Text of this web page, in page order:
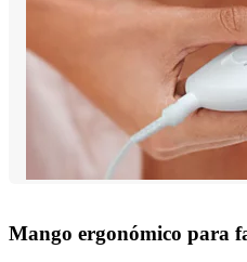
Mango ergonómico para